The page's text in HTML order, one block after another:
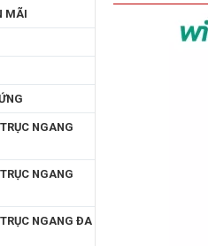
MÃI
NGANG
NGANG
NGANG ĐA